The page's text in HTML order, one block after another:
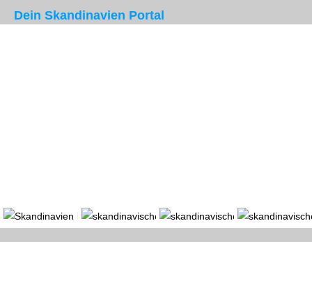
Dein Skandinavien Portal
Portal Länder